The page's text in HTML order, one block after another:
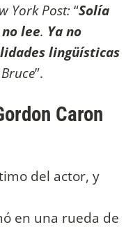
York Post: “Solía
lee. Ya no
lingüísticas
”.
Caron
del actor, y
en una rueda de